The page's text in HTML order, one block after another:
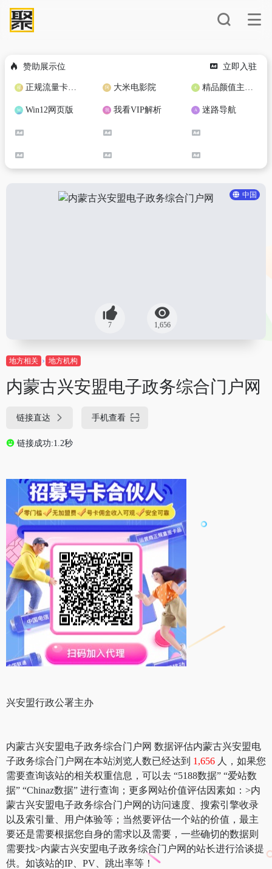
赞助展示位 立即入驻
正规流量卡免费加盟合作 大米电影院 精品颜值主播定制
Win12网页版 我看VIP解析 迷路导航
中国
7 1,656
地方相关 地方机构
内蒙古兴安盟电子政务综合门户网
链接直达 手机查看
链接成功:1.2秒
兴安盟行政公署主办
内蒙古兴安盟电子政务综合门户网 数据评估内蒙古兴安盟电
子政务综合门户网在本站浏览人数已经达到 1,656 人，如果您
需要查询该站的相关权重信息，可以去 “5188数据” “爱站数
据” “Chinaz数据” 进行查询；更多网站价值评估因素如：>内
蒙古兴安盟电子政务综合门户网的访问速度、搜索引擎收录
以及索引量、用户体验等；当然要评估一个站的价值，最主
要还是需要根据您自身的需求以及需要，一些确切的数据则
需要找>内蒙古兴安盟电子政务综合门户网的站长进行洽谈提
供。如该站的IP、PV、跳出率等！